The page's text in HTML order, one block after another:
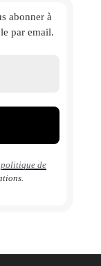
abonner à
par email.
politique de